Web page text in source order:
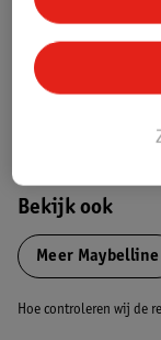
Bestel &
Bekijk ook
Meer Maybelline
Hoe controleren wij de